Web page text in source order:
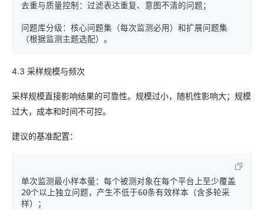
去重与质量控制：过滤表达重复、意图不清的问题；
问题库分级：核心问题集（每次监测必用）和扩展问题集
4.3 采样规模与频次
采样规模直接影响结果的可靠性。规模过小，随机性影响大；规模
过大，成本和时间不可控。
建议的基准配置：
单次监测最小样本量：每个被测对象在每个平台上至少覆盖
20个以上独立问题，产生不低于60条有效样本（含多轮采
样）；